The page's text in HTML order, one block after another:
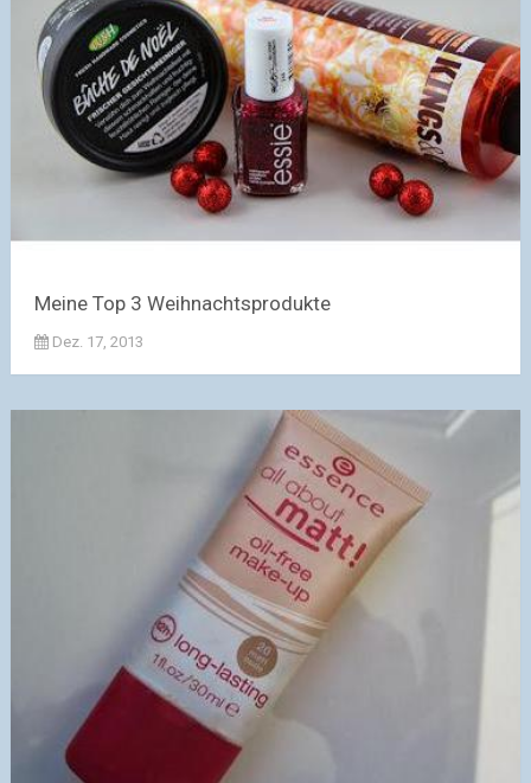
Meine Top 3 Weihnachtsprodukte
Dez. 17, 2013